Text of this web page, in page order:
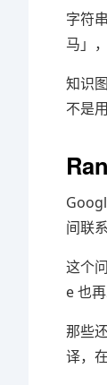
字符
马」
知识
不是
间联
这个
e 也
那些
译，